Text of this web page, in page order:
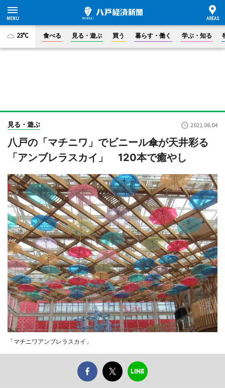
23°C 食べる 見る・遊ぶ 買う 暮らす・働く 学ぶ・知る
見る・遊ぶ 2021.06.04
八戸の「マチニワ」でビニール傘が天井彩る
「アンブレラスカイ」 120本で癒やし
「マチニワアンブレラスカイ」